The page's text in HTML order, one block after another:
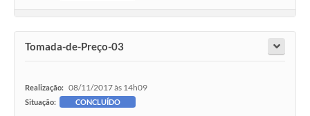
Tomada-de-Preço-03
Realização: 08/11/2017 às 14h09
Situação: CONCLUÍDO